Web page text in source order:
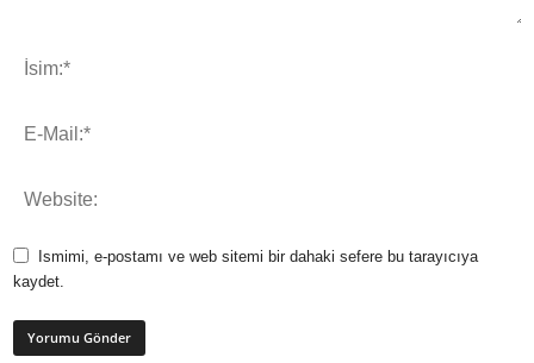
Ismimi, e-postamı ve web sitemi bir dahaki sefere bu tarayıcıya
kaydet.